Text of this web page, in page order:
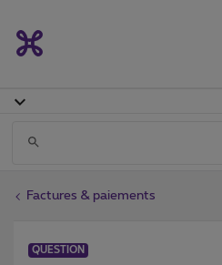
Factures & paiements
QUESTION